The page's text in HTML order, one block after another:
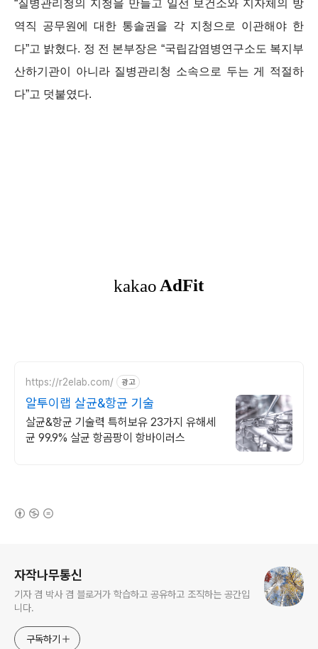
“질병관리청의 지청을 만들고 일선 보건소와 지자체의 방
역직 공무원에 대한 통솔권을 각 지청으로 이관해야 한
다”고 밝혔다. 정 전 본부장은 “국립감염병연구소도 복지부
산하기관이 아니라 질병관리청 소속으로 두는 게 적절하
다”고 덧붙였다.
https://r2elab.com/ 광고
알투이랩 살균&항균 기술
살균&항균 기술력 특허보유 23가지 유해세
균 99.9% 살균 항곰팡이 항바이러스
자작나무통신
기자 겸 박사 겸 블로거가 학습하고 공유하고 조직하는 공간입
니다.
구독하기